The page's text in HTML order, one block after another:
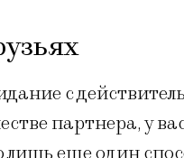
с
партнера, у